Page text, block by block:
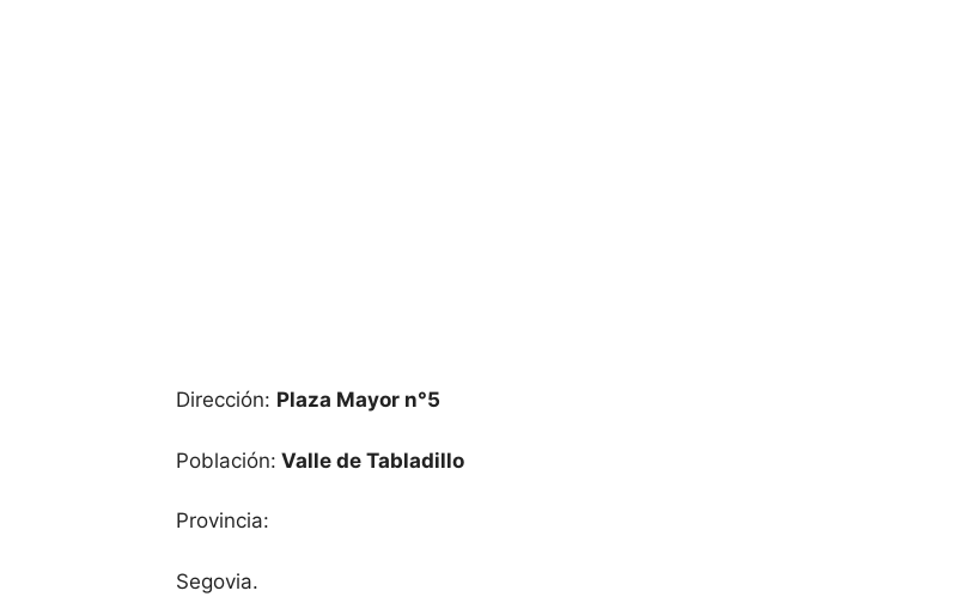
Dirección: Plaza Mayor n°5
Población: Valle de Tabladillo
Provincia:
Segovia.